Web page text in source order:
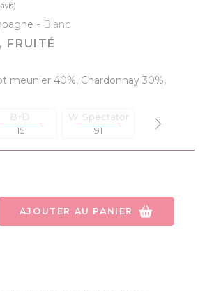
- Blanc
FRUITÉ
meunier 40%, Chardonnay 30%,
B+D
15
W. Spectator
91
Decanter
AJOUTER AU PANIER